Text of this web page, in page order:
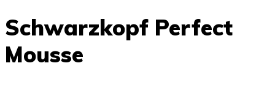
Schwarzkopf Perfect
Mousse